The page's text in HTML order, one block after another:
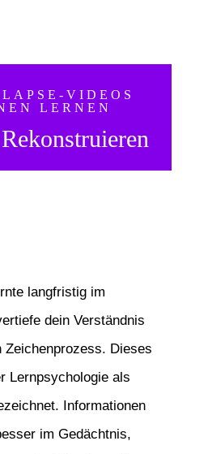
VIDEOS
LERNEN
langfristig im
dein Verständnis
Zeichenprozess. Dieses
Lernpsychologie als
Informationen
im Gedächtnis,